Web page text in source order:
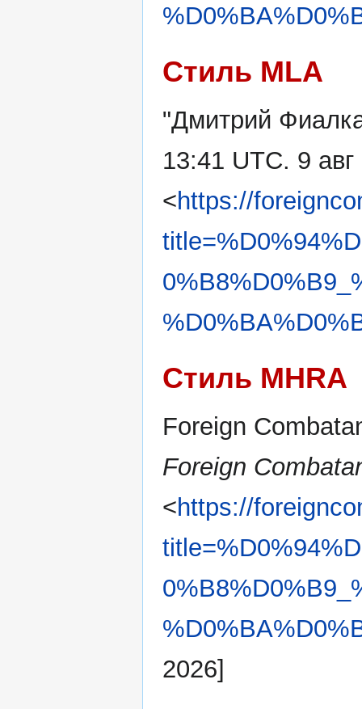
Стиль MLA
"Дмитрий
13:41 UTC. 9
<https://
Стиль MHRA
Foreign
Foreign
<https://
2026]